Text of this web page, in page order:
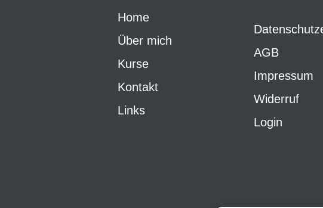
Home
Über mich
Kurse
Kontakt
Links
AGB
Impressum
Widerruf
Login